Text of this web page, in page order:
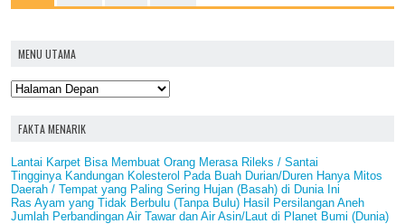
MENU UTAMA
FAKTA MENARIK
Lantai Karpet Bisa Membuat Orang Merasa Rileks / Santai
Tingginya Kandungan Kolesterol Pada Buah Durian/Duren Hanya Mitos
Daerah / Tempat yang Paling Sering Hujan (Basah) di Dunia Ini
Ras Ayam yang Tidak Berbulu (Tanpa Bulu) Hasil Persilangan Aneh
Jumlah Perbandingan Air Tawar dan Air Asin/Laut di Planet Bumi (Dunia)